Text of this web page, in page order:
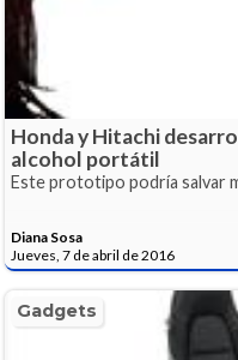
Honda y Hitachi
alcohol portátil
Este prototipo podría salvar
Diana Sosa
Jueves, 7 de abril de 2016
Gadgets